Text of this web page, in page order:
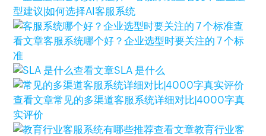
型建议|如何选择AI客服系统
查
看文章客服系统哪个好？企业选型时要关注的 7 个标
准
查看文章SLA 是什么
查看文章常见的多渠道客服系统详细对比|4000字真
实评价
查看文章教育行业客